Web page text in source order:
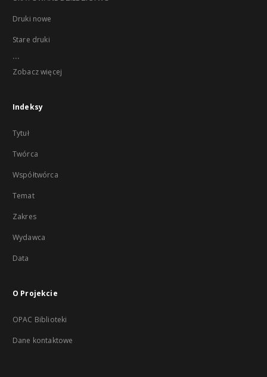
Druki nowe
Stare druki
...
Zobacz więcej
Indeksy
Tytuł
Twórca
Współtwórca
Temat
Zakres
Wydawca
Data
O Projekcie
OPAC Biblioteki
Dane kontaktowe